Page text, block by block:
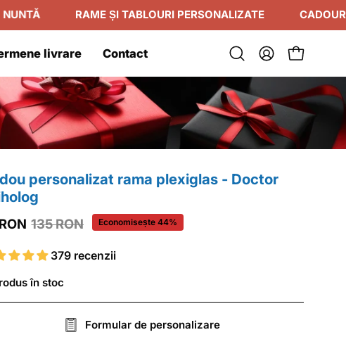
RAME ȘI TABLOURI PERSONALIZATE CADOURI
livrare Contact
Deschide
căutare
Contul
Deschide
personalizat rama plexiglas - Doctor
135 RON Economisește44%
379 recenzii
în stoc
Formular de personalizare